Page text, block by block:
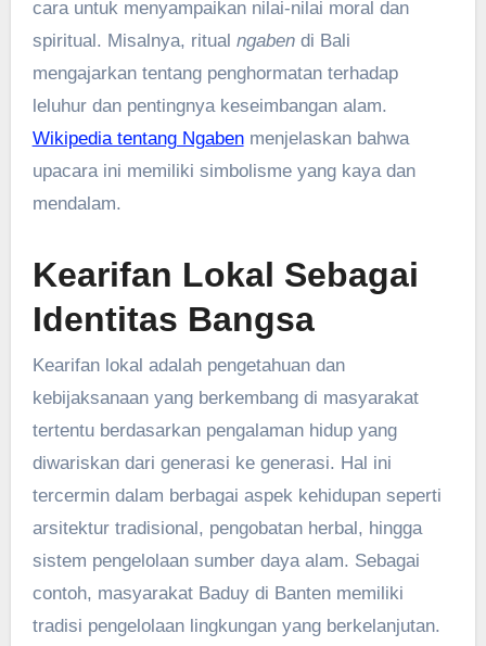
cara untuk menyampaikan nilai-nilai moral dan
spiritual. Misalnya, ritual ngabendi Bali
mengajarkan tentang penghormatan terhadap
leluhur dan pentingnya keseimbangan alam.
Wikipedia tentang Ngabenmenjelaskan bahwa
upacara ini memiliki simbolisme yang kaya dan
mendalam.
Kearifan Lokal Sebagai
Identitas Bangsa
Kearifan lokal adalah pengetahuan dan
kebijaksanaan yang berkembang di masyarakat
tertentu berdasarkan pengalaman hidup yang
diwariskan dari generasi ke generasi. Hal ini
tercermin dalam berbagai aspek kehidupan seperti
arsitektur tradisional, pengobatan herbal, hingga
sistem pengelolaan sumber daya alam. Sebagai
contoh, masyarakat Baduy di Banten memiliki
tradisi pengelolaan lingkungan yang berkelanjutan.